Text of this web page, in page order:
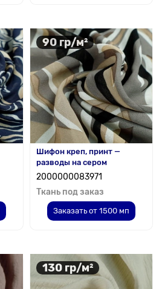
90 гр/м²
Шифон креп, принт —
разводы на сером
2000000083971
Ткань под заказ
Заказать от 1500 мп
130 гр/м²